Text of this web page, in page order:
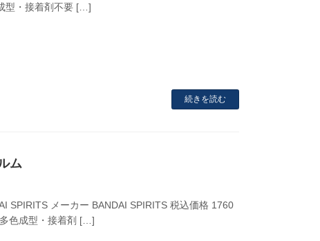
型・接着剤不要 […]
続きを読む
ム
SPIRITS メーカー BANDAI SPIRITS 税込価格 1760
色成型・接着剤 […]